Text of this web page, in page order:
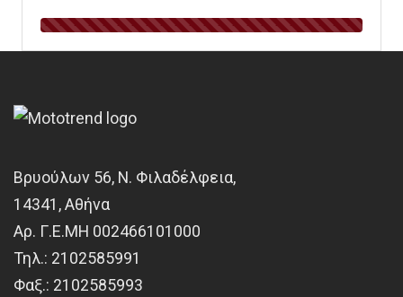
Βρυούλων 56, Ν. Φιλαδέλφεια,
14341, Αθήνα
Αρ. Γ.Ε.ΜΗ 002466101000
Τηλ.: 2102585991
Φαξ.: 2102585993